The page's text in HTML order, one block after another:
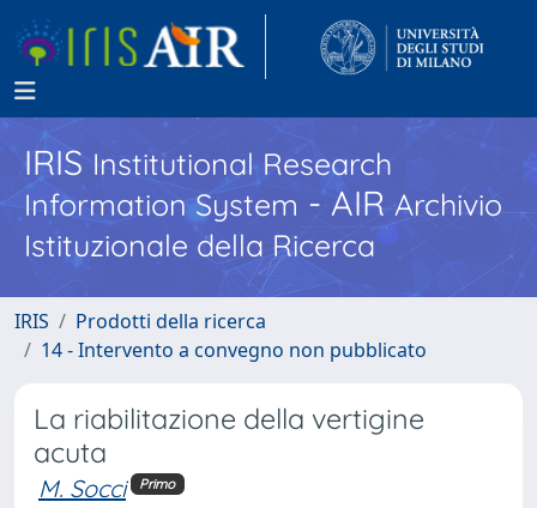
IRISInstitutional Research
Information System - AIR Archivio
Istituzionale della Ricerca
IRIS
Prodotti della ricerca
14 - Intervento a convegno non pubblicato
La riabilitazione della vertigine
acuta
M. Socci Primo